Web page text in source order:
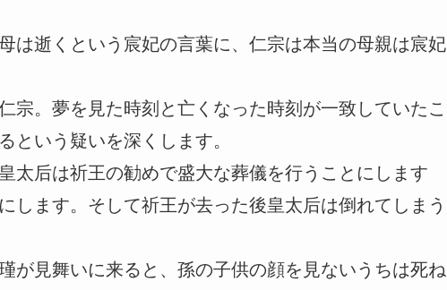
は逝くという宸妃の言葉に、仁宗は本当の母親は宸妃
宗。夢を見た時刻と亡くなった時刻が一致していたこ
という疑いを深くします。
太后は祈王の勧めで盛大な葬儀を行うことにします
します。そして祈王が去った後皇太后は倒れてしまう
が見舞いに来ると、孫の子供の顔を見ないうちは死ね